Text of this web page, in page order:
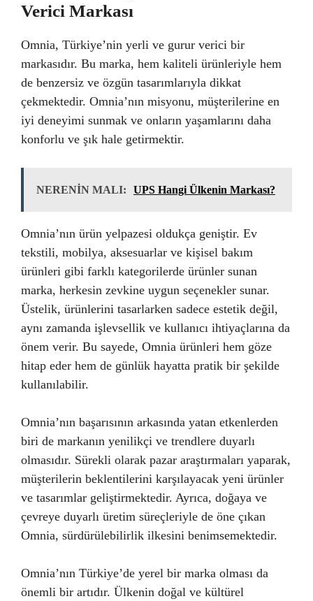
Verici Markası
Omnia, Türkiye’nin yerli ve gurur verici bir
markasıdır. Bu marka, hem kaliteli ürünleriyle hem
de benzersiz ve özgün tasarımlarıyla dikkat
çekmektedir. Omnia’nın misyonu, müşterilerine en
iyi deneyimi sunmak ve onların yaşamlarını daha
konforlu ve şık hale getirmektir.
NERENİN MALI: UPS Hangi Ülkenin Markası?
Omnia’nın ürün yelpazesi oldukça geniştir. Ev
tekstili, mobilya, aksesuarlar ve kişisel bakım
ürünleri gibi farklı kategorilerde ürünler sunan
marka, herkesin zevkine uygun seçenekler sunar.
Üstelik, ürünlerini tasarlarken sadece estetik değil,
aynı zamanda işlevsellik ve kullanıcı ihtiyaçlarına da
önem verir. Bu sayede, Omnia ürünleri hem göze
hitap eder hem de günlük hayatta pratik bir şekilde
kullanılabilir.
Omnia’nın başarısının arkasında yatan etkenlerden
biri de markanın yenilikçi ve trendlere duyarlı
olmasıdır. Sürekli olarak pazar araştırmaları yaparak,
müşterilerin beklentilerini karşılayacak yeni ürünler
ve tasarımlar geliştirmektedir. Ayrıca, doğaya ve
çevreye duyarlı üretim süreçleriyle de öne çıkan
Omnia, sürdürülebilirlik ilkesini benimsemektedir.
Omnia’nın Türkiye’de yerel bir marka olması da
önemli bir artıdır. Ülkenin doğal ve kültürel